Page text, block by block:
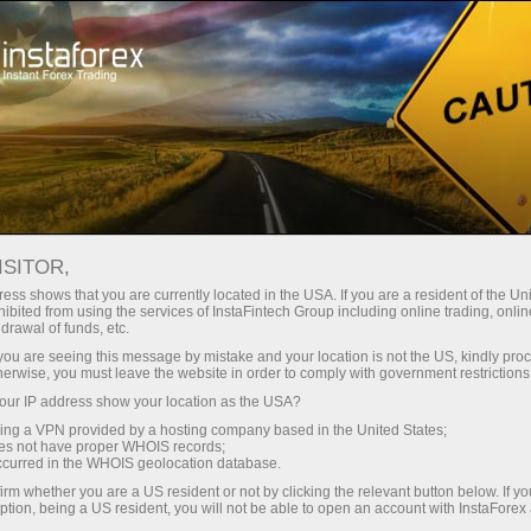
InstaForex के साथ आपको वास्तविक
लीवरेज, मार्केट में बेहतरीन स्प्रेड्स और
कमीशन, और स्टॉक्स व इंडेक्स ट्रेडिंग के लिए
फायदेमंद शर्तें।
छोटे
हर डिपॉजिट पर
30% बोनस
ट्रेडिंग में
और हाईवे पर गति
shows that you are currently located in the USA. If you are a resident of the
from using the services of InstaFintech Group including online trading,
of funds, etc.
are seeing this message by mistake and your location is not the US, kindly
you must leave the website in order to comply with government
IP address show your location as the USA?
a VPN provided by a hosting company based in the United States;
not have proper WHOIS records;
in the WHOIS geolocation database.
whether you are a US resident or not by clicking the relevant button below. If
being a US resident, you will not be able to open an account with InstaForex